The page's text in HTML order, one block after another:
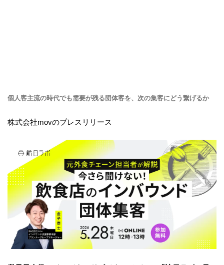
個人客主流の時代でも需要が残る団体客を、次の集客にどう繋げるか
株式会社movのプレスリリース